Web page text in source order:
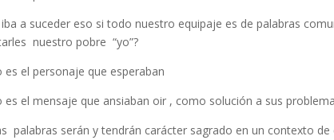
a suceder eso si todo nuestro equipaje es de palabras
nuestro pobre “yo”?
es el personaje que esperaban
es el mensaje que ansiaban oir , como solución a sus
palabras serán y tendrán carácter sagrado en un contexto